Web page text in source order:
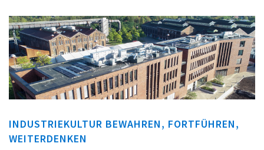
INDUSTRIEKULTUR BEWAHREN, FORTFÜHREN,
WEITERDENKEN